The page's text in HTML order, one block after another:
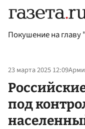
Покушение на
23 марта 2025 12:09
под